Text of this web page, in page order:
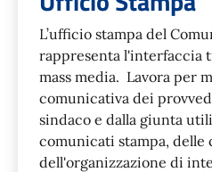
L’ufficio stampa del
rappresenta l'interfaccia
mass media. Lavora per
comunicativa dei
sindaco e dalla giunta
comunicati stampa, delle
dell'organizzazione di